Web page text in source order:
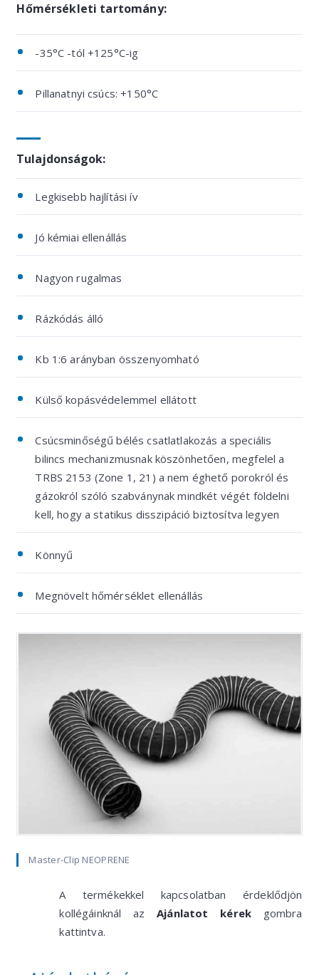
Hőmérsékleti tartomány:
-35°C -tól +125°C-ig
Pillanatnyi csúcs: +150°C
Tulajdonságok:
Legkisebb hajlítási ív
Jó kémiai ellenállás
Nagyon rugalmas
Rázkódás álló
Kb 1:6 arányban összenyomható
Külső kopásvédelemmel ellátott
Csúcsminőségű bélés csatlatlakozás a speciális
bilincs mechanizmusnak köszönhetően, megfelel a
TRBS 2153 (Zone 1, 21) a nem éghető porokról és
gázokról szóló szabványnak mindkét végét földelni
kell, hogy a statikus disszipáció biztosítva legyen
Könnyű
Megnövelt hőmérséklet ellenállás
Master-Clip NEOPRENE
A termékekkel kapcsolatban érdeklődjön
kollégáinknál azAjánlatot kérekgombra
kattintva.